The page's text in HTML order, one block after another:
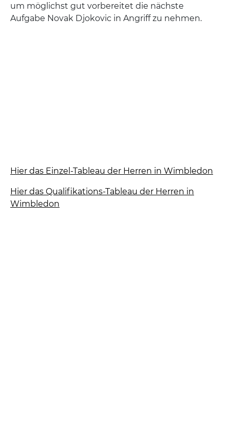
um möglichst gut vorbereitet die nächste
Aufgabe Novak Djokovic in Angriff zu nehmen.
Hier das Einzel-Tableau der Herren in Wimbledon
Hier das Qualifikations-Tableau der Herren in
Wimbledon